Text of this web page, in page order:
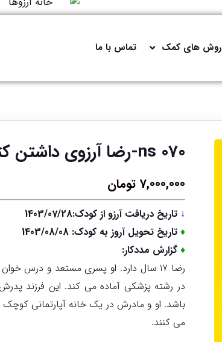
روش های کمک تماس با ما
ns 070-رضا آرزوی داشتن کتاب کمک درسی دارد
7,000,000 تومان
↓ تاریخ دریافت آرزو از کودک:1403/07/28
♦تاریخ تحویل آروز به کودک: 1403/08/08
♦ گزارش مددکار:
رضا 17 سال دارد. او پسری مستعد و درس
در رشته پزشکی آماده می کند. این فرزند
باشد. او و مادرش در یک خانه آپارتمانی
می کنند.